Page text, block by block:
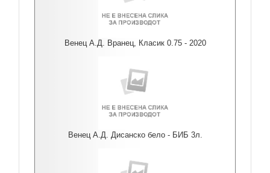
Венец А.Д. Вранец, Класик 0.75 - 2020
Венец А.Д. Дисанско бело - БИБ 3л.